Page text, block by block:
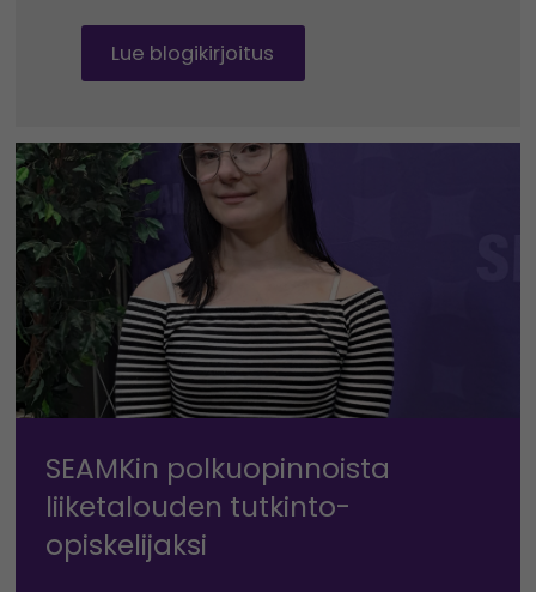
Lue blogikirjoitus
SEAMKin polkuopinnoista
liiketalouden tutkinto-
opiskelijaksi